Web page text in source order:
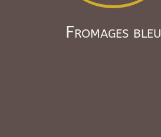
Fromages bleu